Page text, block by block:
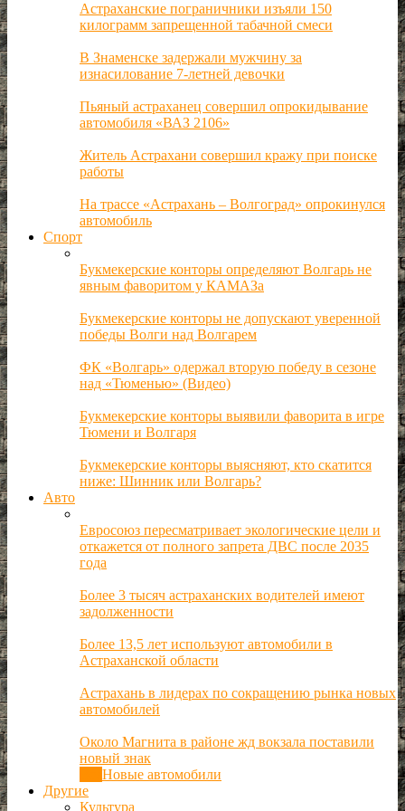
Астраханские пограничники изъяли 150
килограмм запрещенной табачной смеси
В Знаменске задержали мужчину за
изнасилование 7-летней девочки
Пьяный астраханец совершил опрокидывание
автомобиля «ВАЗ 2106»
Житель Астрахани совершил кражу при поиске
работы
На трассе «Астрахань – Волгоград» опрокинулся
автомобиль
Спорт
Букмекерские конторы определяют Волгарь не
явным фаворитом у КАМАЗа
Букмекерские конторы не допускают уверенной
победы Волги над Волгарем
ФК «Волгарь» одержал вторую победу в сезоне
над «Тюменью» (Видео)
Букмекерские конторы выявили фаворита в игре
Тюмени и Волгаря
Букмекерские конторы выясняют, кто скатится
ниже: Шинник или Волгарь?
Авто
Евросоюз пересматривает экологические цели и
откажется от полного запрета ДВС после 2035
года
Более 3 тысяч астраханских водителей имеют
задолженности
Более 13,5 лет используют автомобили в
Астраханской области
Астрахань в лидерах по сокращению рынка новых
автомобилей
Около Магнита в районе жд вокзала поставили
новый знак
Новые автомобили
Другие
Культура